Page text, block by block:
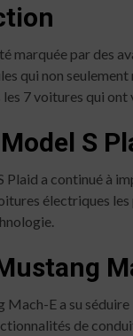
marquée par des
qui non
7 voitures qui
S
Plaid a continué à
électriques
Mach-E a su
de